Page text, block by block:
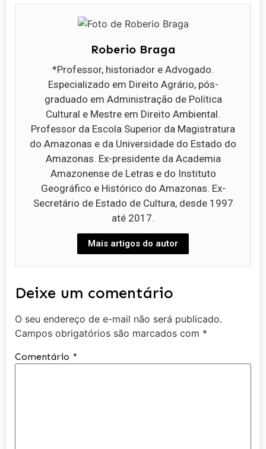
Roberio Braga
*Professor, historiador e Advogado.
Especializado em Direito Agrário, pós-
graduado em Administração de Política
Cultural e Mestre em Direito Ambiental.
Professor da Escola Superior da Magistratura
do Amazonas e da Universidade do Estado do
Amazonas. Ex-presidente da Academia
Amazonense de Letras e do Instituto
Geográfico e Histórico do Amazonas. Ex-
Secretário de Estado de Cultura, desde 1997
até 2017.
Mais artigos do autor
Deixe um comentário
O seu endereço de e-mail não será publicado.
Campos obrigatórios são marcados com *
Comentário *